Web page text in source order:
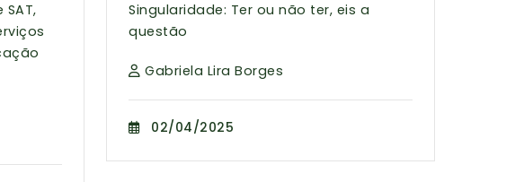
Singularidade: Ter ou não ter, eis a
questão
Gabriela Lira Borges
02/04/2025